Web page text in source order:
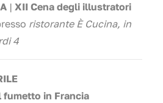
| XII Cena degli illustratori
ristorante È Cucina, in
4
fumetto in Francia